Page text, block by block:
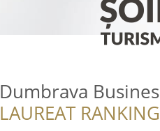
Dumbrava
LAUREAT